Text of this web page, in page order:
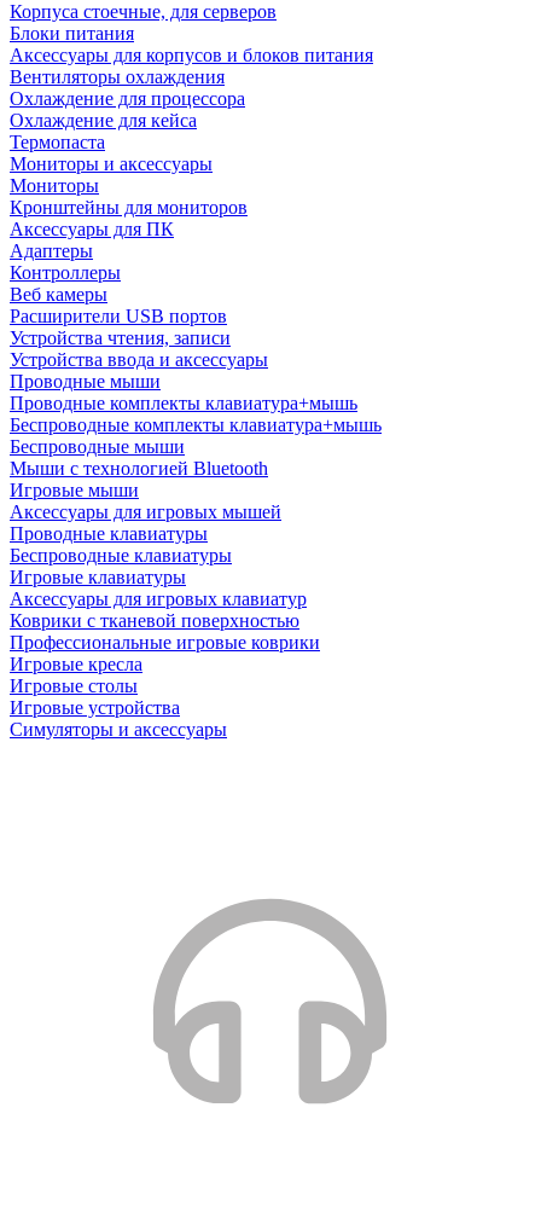
Корпуса стоечные, для серверов
Блоки питания
Аксессуары для корпусов и блоков питания
Вентиляторы охлаждения
Охлаждение для процессора
Охлаждение для кейса
Термопаста
Мониторы и аксессуары
Мониторы
Кронштейны для мониторов
Аксессуары для ПК
Адаптеры
Контроллеры
Веб камеры
Расширители USB портов
Устройства чтения, записи
Устройства ввода и аксессуары
Проводные мыши
Проводные комплекты клавиатура+мышь
Беспроводные комплекты клавиатура+мышь
Беспроводные мыши
Мыши с технологией Bluetooth
Игровые мыши
Аксессуары для игровых мышей
Проводные клавиатуры
Беспроводные клавиатуры
Игровые клавиатуры
Аксессуары для игровых клавиатур
Коврики с тканевой поверхностью
Профессиональные игровые коврики
Игровые кресла
Игровые столы
Игровые устройства
Симуляторы и аксессуары